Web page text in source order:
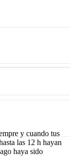
y cuando tus
las 12 h hayan
haya sido